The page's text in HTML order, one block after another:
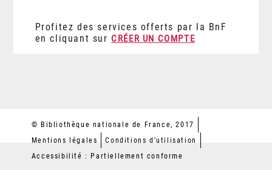
Profitez des services offerts par la BnF
en cliquant sur CRÉER UN COMPTE
© Bibliothèque nationale de France, 2017
Mentions légales
Conditions d'utilisation
Accessibilité : Partiellement conforme